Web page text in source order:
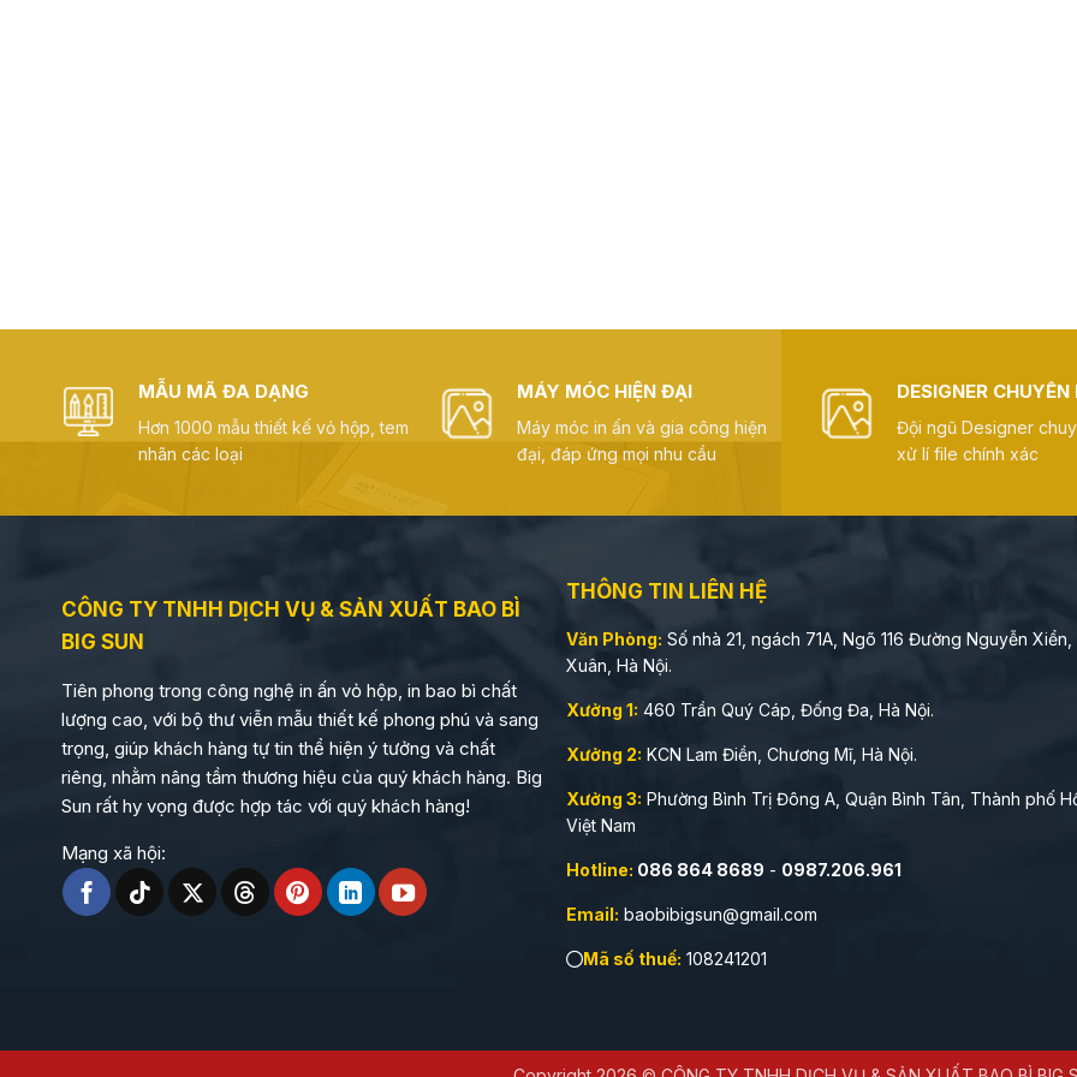
MẪU MÃ ĐA DẠNG
Hơn 1000 mẫu thiết kế vỏ hộp, tem
nhãn các loại
MÁY MÓC HIỆN ĐẠI
Máy móc in ấn và gia công hiện
đại, đáp ứng mọi nhu cầu
DESIGNER CHUYÊN
Đội ngũ Designer
xử lí file chính xác
CÔNG TY TNHH DỊCH VỤ & SẢN XUẤT BAO BÌ
BIG SUN
Tiên phong trong công nghệ in ấn vỏ hộp, in bao bì chất
lượng cao, với bộ thư viễn mẫu thiết kế phong phú và sang
trọng, giúp khách hàng tự tin thể hiện ý tưởng và chất
riêng, nhằm nâng tầm thương hiệu của quý khách hàng. Big
Sun rất hy vọng được hợp tác với quý khách hàng!
Mạng xã hội:
THÔNG TIN LIÊN HỆ
Văn Phòng: Số nhà 21, ngách 71A, Ngõ 116 Đường Nguyễn Xiển,
Xuân, Hà Nội.
Xưởng 1: 460 Trần Quý Cáp, Đống Đa, Hà Nội.
Xưởng 2: KCN Lam Điền, Chương Mĩ, Hà Nội.
Xưởng 3: Phường Bình Trị Đông A, Quận Bình Tân, Thành phố
Việt Nam
Hotline: 086 864 8689 - 0987.206.961
Email: baobibigsun@gmail.com
Mã số thuế: 108241201